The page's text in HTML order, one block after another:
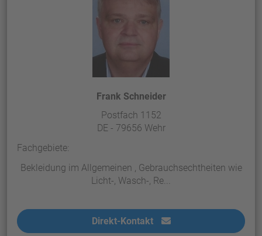
Frank Schneider
Postfach 1152
DE - 79656 Wehr
Fachgebiete:
Bekleidung im Allgemeinen , Gebrauchsechtheiten wie
Licht-, Wasch-, Re...
Direkt-Kontakt